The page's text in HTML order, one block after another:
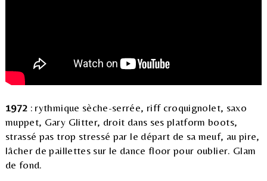
1972 : rythmique sèche-serrée, riff croquignolet, saxo
muppet, Gary Glitter, droit dans ses platform boots,
strassé pas trop stressé par le départ de sa meuf, au pire,
lâcher de paillettes sur le dance floor pour oublier. Glam
de fond.